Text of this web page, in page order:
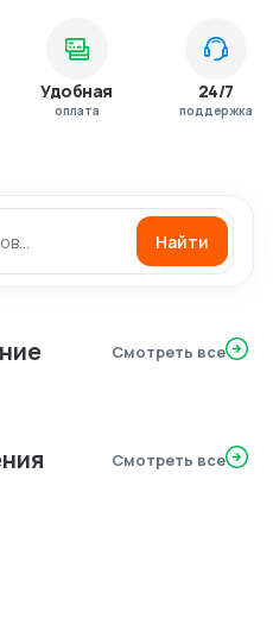
Удобная
оплата
24/7
поддержка
Найти
Смотреть все
Смотреть все